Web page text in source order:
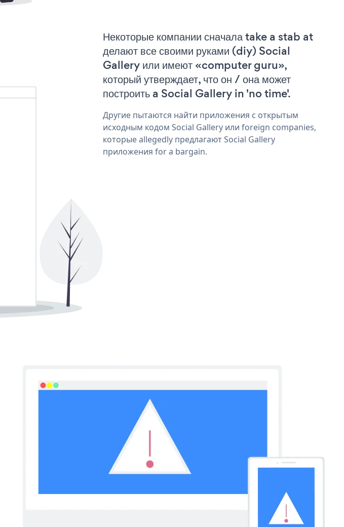
Некоторые компании сначала take a stab at
делают все своими руками (diy) Social
Gallery или имеют «computer guru»,
который утверждает, что он / она может
построить a Social Gallery in 'no time'.
Другие пытаются найти приложения с открытым
исходным кодом Social Gallery или foreign companies,
которые allegedly предлагают Social Gallery
приложения for a bargain.